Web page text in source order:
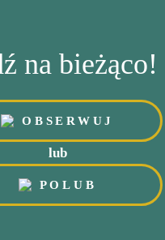
na bieżąco!
OBSERWUJ
lub
POLUB